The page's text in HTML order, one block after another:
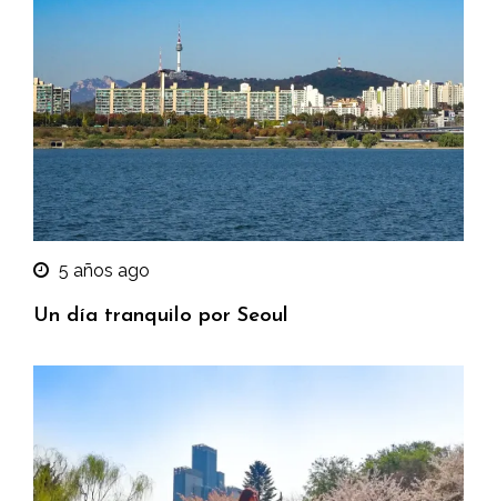
5 años ago
Un día tranquilo por Seoul